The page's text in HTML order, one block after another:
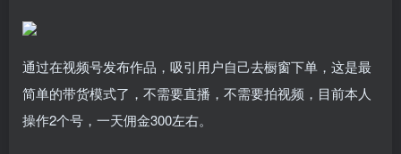
通过在视频号发布作品，吸引用户自己去橱窗下单，这是最
简单的带货模式了，不需要直播，不需要拍视频，目前本人
操作2个号，一天佣金300左右。